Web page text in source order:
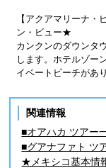
【アクアマリーナ
ン・ビュー★
カンクンのダウンタ
します。ホテルゾー
イベートビーチがあ
関連情報
■オアハカ ツアー
■グアナファト ツ
★メキシコ基本情